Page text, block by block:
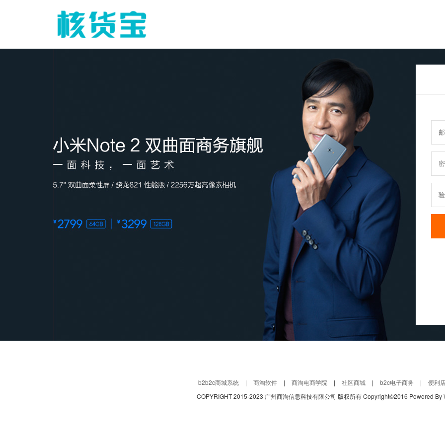
b2b2c商城系统 | 商淘软件 | 商淘电商学院 | 社区商城 | b2c电子商务 |
便利
COPYRIGHT 2015-2023 广州商淘信息科技有限公司 版权所有Copyright©2016 Powered By